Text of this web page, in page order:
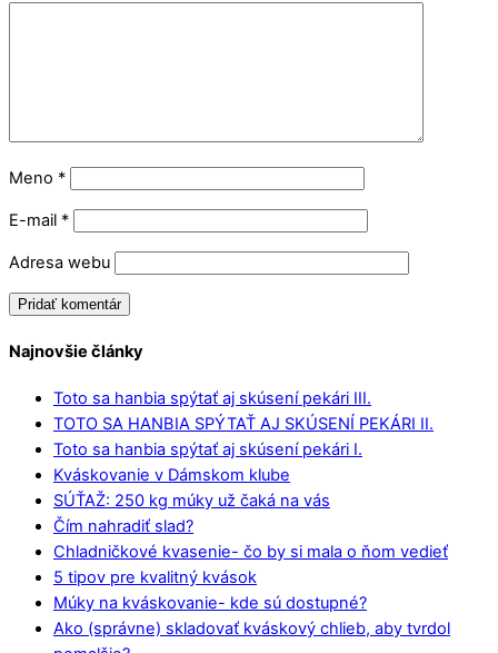
Meno *
E-mail *
Adresa webu
Najnovšie články
Toto sa hanbia spýtať aj skúsení pekári III.
TOTO SA HANBIA SPÝTAŤ AJ SKÚSENÍ PEKÁRI II.
Toto sa hanbia spýtať aj skúsení pekári I.
Kváskovanie v Dámskom klube
SÚŤAŽ: 250 kg múky už čaká na vás
Čím nahradiť slad?
Chladničkové kvasenie- čo by si mala o ňom vedieť
5 tipov pre kvalitný kvások
Múky na kváskovanie- kde sú dostupné?
Ako (správne) skladovať kváskový chlieb, aby tvrdol